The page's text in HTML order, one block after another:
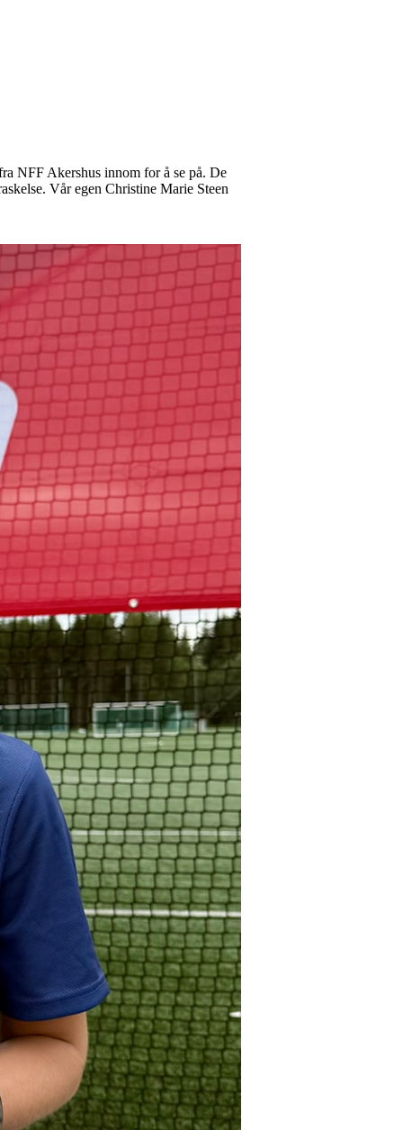
NFF Akershus innom for å se på. De
Vår egen Christine Marie Steen